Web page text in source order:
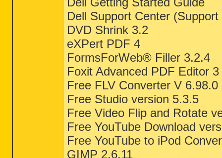
Dell Support Center
DVD Shrink 3.2
eXPert PDF 4
FormsForWeb® Filler 3.2.4
Foxit Advanced PDF Editor 3
Free FLV Converter V 6.98.0
Free Studio version 5.3.5
Free Video Flip and Rotate
Free YouTube Download
Free YouTube to iPod
GIMP 2.6.11